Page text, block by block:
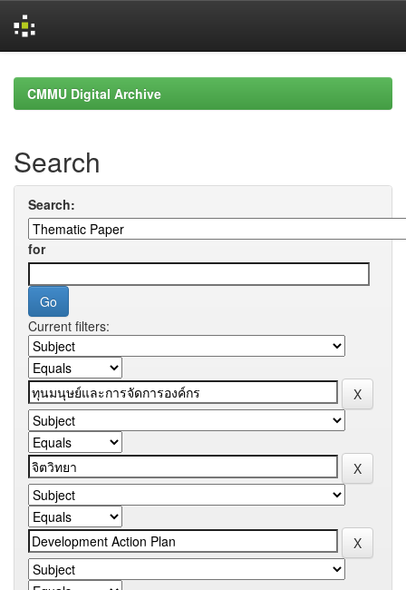
navigationCMMU Digital Archive
Search
Search:
for
Current filters: